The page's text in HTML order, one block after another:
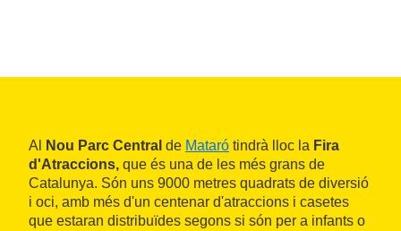
Al Nou Parc Central de Mataró tindrà lloc la Fira
d'Atraccions, que és una de les més grans de
Catalunya. Són uns 9000 metres quadrats de diversió
i oci, amb més d'un centenar d'atraccions i casetes
que estaran distribuïdes segons si són per a infants o